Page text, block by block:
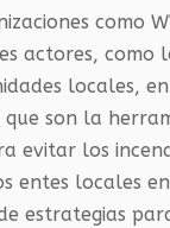
como
actores, como
locales,
que son la
evitar los
entes locales
estrategias